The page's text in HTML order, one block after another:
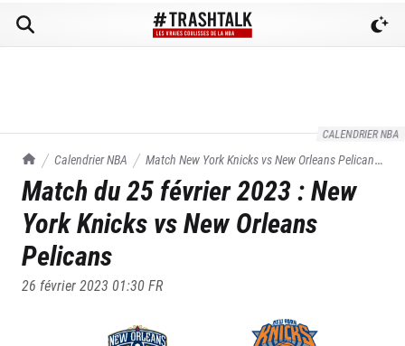
CALENDRIER NBA
TrashTalk Actu NBA
Calendrier NBA Match New York Knicks vsNew Orleans Pelicans
du 25/02/2023
Match du25 février 2023:New
York Knicks vsNew Orleans
Pelicans
26 février 2023 01:30FR